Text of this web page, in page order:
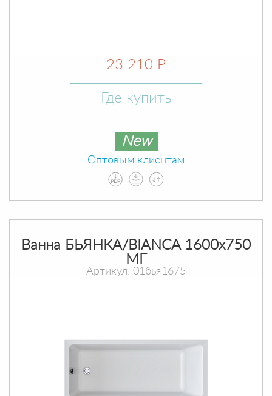
23 210 Р
Где купить
New
Оптовым клиентам
Ванна БЬЯНКА/BIANCA 1600х750
МГ
Артикул: 01бья1675